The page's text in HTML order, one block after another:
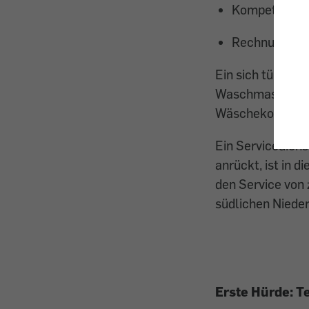
Kompetente
Rechnungen
Ein sich
Wäschekorb
Ein
anrückt, ist in
den Service
südlichen
Erste Hürde: